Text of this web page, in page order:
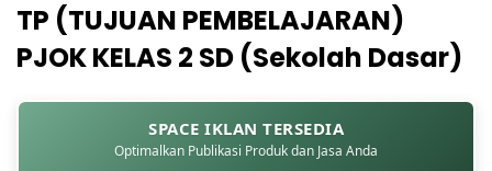
TP (TUJUAN PEMBELAJARAN)
PJOK KELAS 2 SD (Sekolah Dasar)
SPACE IKLAN TERSEDIA
Optimalkan Publikasi Produk dan Jasa Anda